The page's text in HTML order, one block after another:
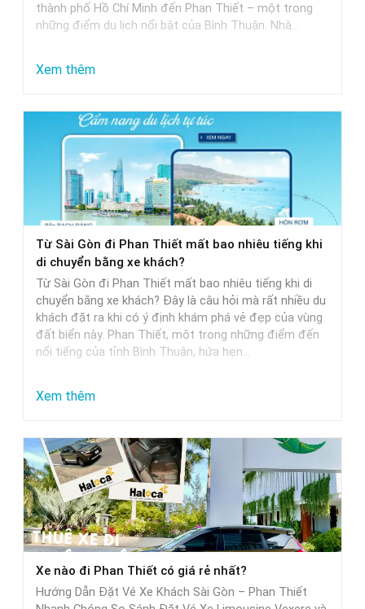
Trễ
Nhất
thành phố Hồ Chí Minh đến Phan Thiết – một trong
những điểm du lịch nổi bật của Bình Thuận. Nhà…
Xem thêm:
Xe
Sài
Gòn
Phan
Thiết
Khởi
Hành
Nhất
Từ Sài Gòn đi Phan Thiết mất bao nhiêu tiếng khi
di chuyển bằng xe khách?
Từ Sài Gòn đi Phan Thiết mất bao nhiêu tiếng khi di
chuyển bằng xe khách? Đây là câu hỏi mà rất nhiều du
khách đặt ra khi có ý định khám phá vẻ đẹp của vùng
đất biển này. Phan Thiết, một trong những điểm đến
nổi tiếng của tỉnh Bình Thuận, hứa hẹn…
Xem thêm:
Sài
Gòn
đi
Phan
Thiết
mất
bao
nhiêu
Xe nào đi Phan Thiết có giá rẻ nhất?
Hướng Dẫn Đặt Vé Xe Khách Sài Gòn – Phan Thiết